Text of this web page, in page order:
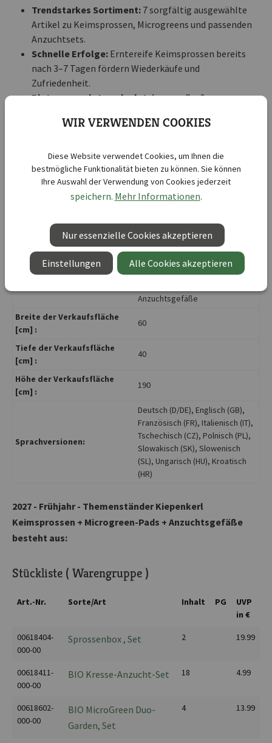
Trendstarkes Sortiment: 7 sorgfältig ausgewählte
Artikel zu Keimsprossen, Microgreens und passenden
Anzuchtsets.
Schnelle Erfolge: Erntereife Keimsprossen bereits
nach 3–7 Tagen fördern Wiederkäufe und
Zufriedenheit.
Platzsparende Impulsplatzierung:Großes
oder Beratungsbereich.
Setzen Sie das Trendthema Keimsprossen und
Microgreens wirkungsvoll in Szene und bestellen Sie
jetzt das große Thekendisplay für Ihren
2027 - Frühjahr - Themenständer
Kiepenkerl Keimsprossen +
Anzuchtsgefäße
Breite der Verkaufsfläche
[cm] :
60
Tiefe der Verkaufsfläche
[cm] :
40
Höhe der Verkaufsfläche
[cm] :
190
Sprachversionen:
Deutsch (D/DE), Englisch (GB),
Französisch (FR), Italienisch (IT),
Tschechisch (CZ), Polnisch (PL),
Slowakisch (SK), Slowenisch
(SL), Ungarisch (HU), Kroatisch
(HR)
2027 - Frühjahr - Themenständer Kiepenkerl
Keimsprossen + Microgreen-Pads + Anzuchtsgefäße
besteht aus:
Stückliste ( Warengruppe )
Art.-Nr. Sorte/Art Inhalt PG
UVP
in €
00618404-
000-00
Sprossenbox , Set 2 19.99
00618411-
000-00
BIO Kresse-Anzucht-Set 18 4.99
00618602-
000-00
BIO MicroGreen Duo-
Garden, Set
4 13.99
WIR VERWENDEN COOKIES
Diese Website verwendet Cookies, um Ihnen die
bestmögliche Funktionalität bieten zu können. Sie können
Ihre Auswahl der Verwendung von Cookies jederzeit
speichern. Mehr Informationen.
Nur essenzielle Cookies akzeptieren
Einstellungen Alle Cookies akzeptieren